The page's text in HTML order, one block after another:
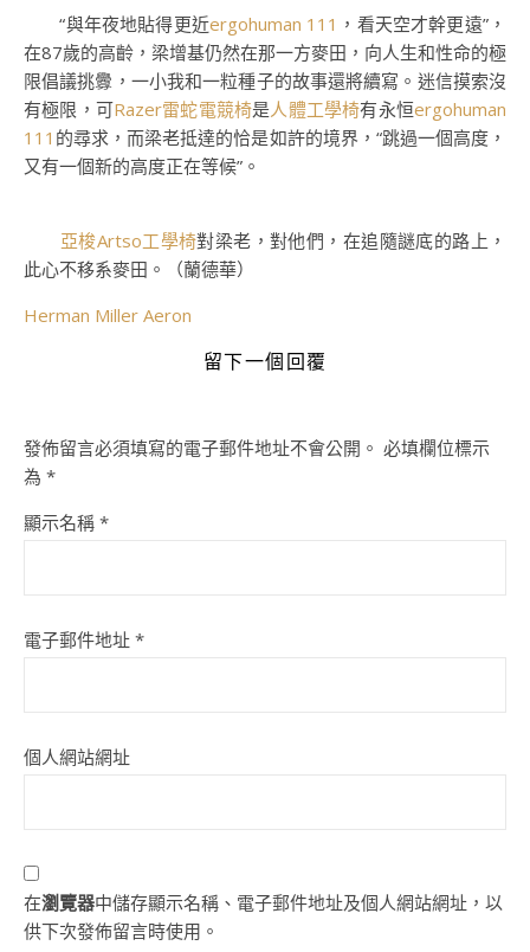
“與年夜地貼得更近ergohuman 111 ，看天空才幹更遠”，
在87歲的高齡，梁增基仍然在那一方麥田，向人生和性命的極
限倡議挑釁，一小我和一粒種子的故事還將續寫。迷信摸索沒
有極限，可Razer雷蛇電競椅是人體工學椅有永恒ergohuman
111 的尋求，而梁老抵達的恰是如許的境界，“跳過一個高度，
又有一個新的高度正在等候”。
亞梭Artso工學椅對梁老，對他們，在追隨謎底的路上，
此心不移系麥田。（蘭德華）
Herman Miller Aeron
留下一個回覆
發佈留言必須填寫的電子郵件地址不會公開。 必填欄位標示
為 *
顯示名稱 *
電子郵件地址 *
個人網站網址
在瀏覽器中儲存顯示名稱、電子郵件地址及個人網站網址，以
供下次發佈留言時使用。